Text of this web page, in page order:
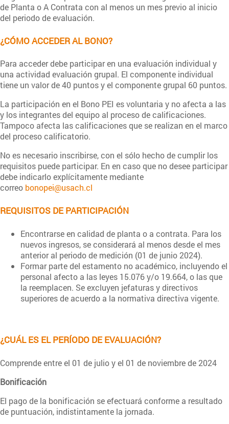
de Planta o A Contrata con al menos un mes previo al inicio
del periodo de evaluación.
¿CÓMO ACCEDER AL BONO?
Para acceder debe participar en una evaluación individual y
una actividad evaluación grupal. El componente individual
tiene un valor de 40 puntos y el componente grupal 60 puntos.
La participación en el Bono PEI es voluntaria y no afecta a las
y los integrantes del equipo al proceso de calificaciones.
Tampoco afecta las calificaciones que se realizan en el marco
del proceso calificatorio.
No es necesario inscribirse, con el sólo hecho de cumplir los
requisitos puede participar. En en caso que no desee participar
debe indicarlo explícitamente mediante
correo bonopei@usach.cl
REQUISITOS DE PARTICIPACIÓN
Encontrarse en calidad de planta o a contrata. Para los
nuevos ingresos, se considerará al menos desde el mes
anterior al periodo de medición (01 de junio 2024).
Formar parte del estamento no académico, incluyendo el
personal afecto a las leyes 15.076 y/o 19.664, o las que
la reemplacen. Se excluyen jefaturas y directivos
superiores de acuerdo a la normativa directiva vigente.
¿CUÁL ES EL PERÍODO DE EVALUACIÓN?
Comprende entre el 01 de julio y el 01 de noviembre de 2024
Bonificación
El pago de la bonificación se efectuará conforme a resultado
de puntuación, indistintamente la jornada.